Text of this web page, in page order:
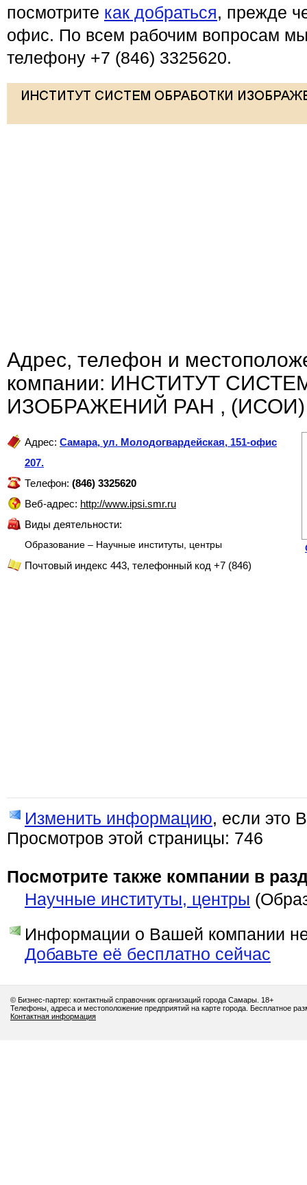
посмотрите как добраться, прежде
офис. По всем рабочим вопросам мы
телефону +7 (846) 3325620.
Адрес, телефон и
компании: ИНСТИТУТ
ИЗОБРАЖЕНИЙ РАН , (ИСОИ)
Адрес: Самара, ул. Молодогвардейская, 151-офис
207.
Телефон: (846) 3325620
Веб-адрес: http://www.ipsi.smr.ru
Виды деятельности:
Образование – Научные институты, центры
Почтовый индекс 443, телефонный код +7 (846)
Изменить информацию, если это
Просмотров этой страницы: 746
Посмотрите также компании в
Научные институты, центры
Информации о Вашей компании
Добавьте её бесплатно сейчас
© Бизнес-партер: контактный справочник организаций города Самары. 18+
Телефоны, адреса и местоположение предприятий на карте города. Бесплатное
Контактная информация